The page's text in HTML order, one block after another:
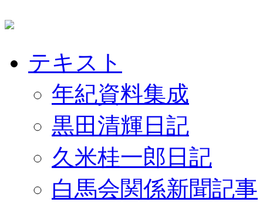
テキスト
年紀資料集成
黒田清輝日記
久米桂一郎日記
白馬会関係新聞記事